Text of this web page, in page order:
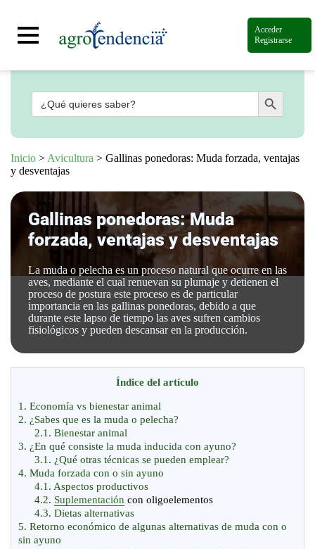
Acceder
Registrarse
Señal
en
Conoce
más
Agrotendencia
TV
Nuestros
Planes
Glosario
Agroshow
Regístrate
suscríbete
Contáctenos
precisión
Apicultura
Avicultura
Cultivos
Ganadería
Hidroponía
Pastos
y
Buscar: Botón de búsqueda
Inicio > Avicultura > Gallinas ponedoras: Muda forzada, ventajas
y desventajas
Gallinas ponedoras: Muda
forzada, ventajas y desventajas
La muda o pelecha es un proceso natural que ocurre en las
aves, mediante el cual renuevan su plumaje y detienen el
proceso de postura este proceso es de particular
importancia en las gallinas ponedoras, debido a que
durante este lapso de tiempo las aves sufren cambios
fisiológicos y pueden descansar en la producción.
Índice del artículo
1. Economía vs bienestar animal
2. ¿Sabes que es la muda o pelecha?
2.1. Bienestar animal
3. ¿En qué consiste la muda inducida con ayuno?
3.1. ¿Qué otras técnicas se pueden emplear?
4. Muda forzada con o sin ayuno
4.1. Aspectos productivos
4.2. Suplementación con oligoelementos
4.3. Dietas alternativas
5. Retorno económico de algunas alternativas de muda con o
sin ayuno